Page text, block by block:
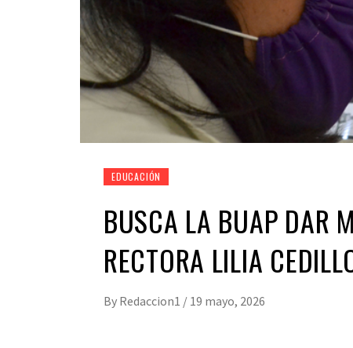
EDUCACIÓN
BUSCA LA BUAP DAR
RECTORA LILIA
By Redaccion1 / 19 mayo, 2026